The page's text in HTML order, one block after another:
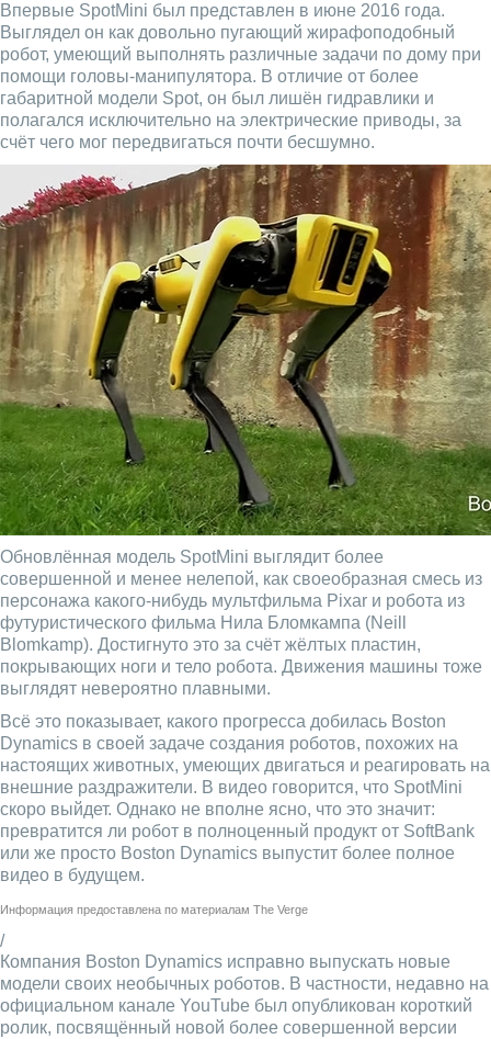
Впервые SpotMini был представлен в июне 2016 года.
Выглядел он как довольно пугающий жирафоподобный
робот, умеющий выполнять различные задачи по дому при
помощи головы-манипулятора. В отличие от более
габаритной модели Spot, он был лишён гидравлики и
полагался исключительно на электрические приводы, за
счёт чего мог передвигаться почти бесшумно.
Обновлённая модель SpotMini выглядит более
совершенной и менее нелепой, как своеобразная смесь из
персонажа какого-нибудь мультфильма Pixar и робота из
футуристического фильма Нила Бломкампа (Neill
Blomkamp). Достигнуто это за счёт жёлтых пластин,
покрывающих ноги и тело робота. Движения машины тоже
выглядят невероятно плавными.
Всё это показывает, какого прогресса добилась Boston
Dynamics в своей задаче создания роботов, похожих на
настоящих животных, умеющих двигаться и реагировать на
внешние раздражители. В видео говорится, что SpotMini
скоро выйдет. Однако не вполне ясно, что это значит:
превратится ли робот в полноценный продукт от SoftBank
или же просто Boston Dynamics выпустит более полное
видео в будущем.
Информация предоставлена по материалам The Verge
/
Компания Boston Dynamics исправно выпускать новые
модели своих необычных роботов. В частности, недавно на
официальном канале YouTube был опубликован короткий
ролик, посвящённый новой более совершенной версии